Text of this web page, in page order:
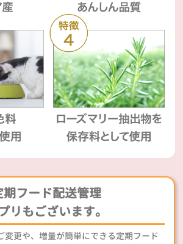
期フード配送管理
リもございます。
変更や、増量が簡単にできる定期フード